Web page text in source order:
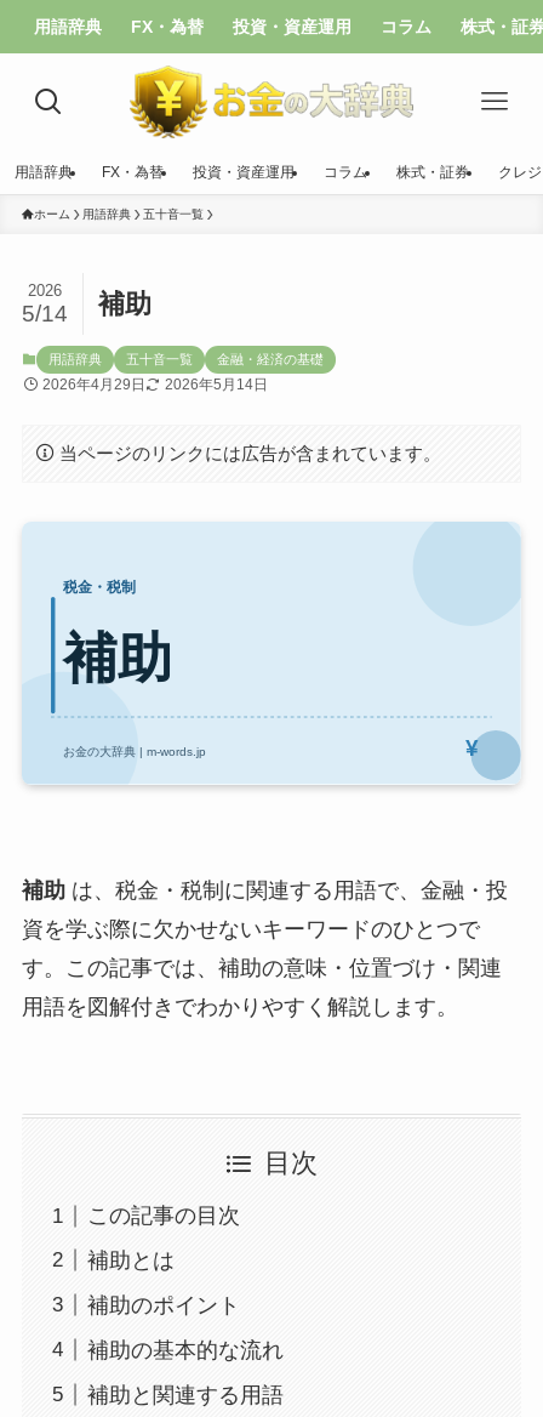
用語辞典 FX・為替 投資・資産運用 コラム 株式・証
用語辞典 FX・為替 投資・資産運用 コラム 株式・証券 クレ
ホーム 用語辞典 五十音一覧
補助
2026
5/14
用語辞典 五十音一覧 金融・経済の基礎
2026年4月29日 2026年5月14日
当ページのリンクには広告が含まれています。
補助は、税金・税制に関連する用語で、金融・投
資を学ぶ際に欠かせないキーワードのひとつで
す。この記事では、補助の意味・位置づけ・関連
用語を図解付きでわかりやすく解説します。
目次
この記事の目次
補助とは
補助のポイント
補助の基本的な流れ
補助と関連する用語